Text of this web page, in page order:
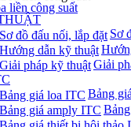
liền công suất
Sơ
Giải
Bảng